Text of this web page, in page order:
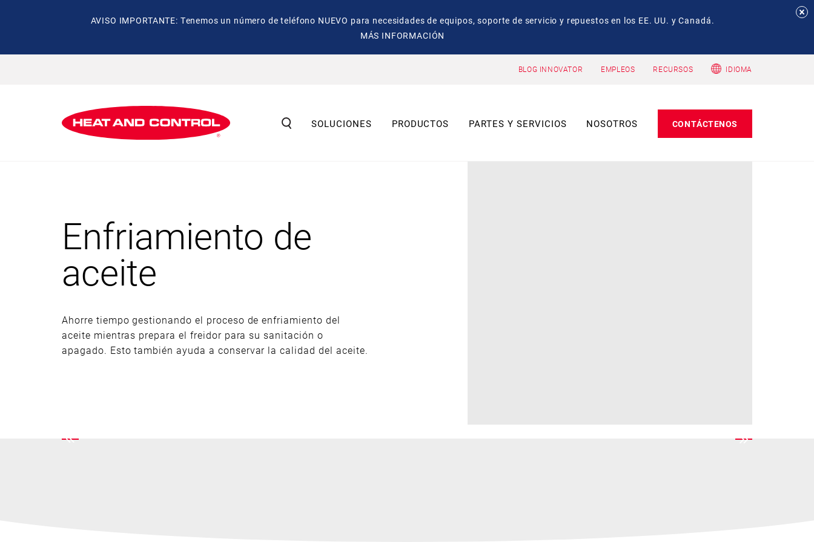
AVISO IMPORTANTE: Tenemos un número de teléfono NUEVO para necesidades de equipos, soporte de servicio y repuestos en los EE. UU. y Canadá.
MÁS INFORMACIÓN
BLOG INNOVATOR EMPLEOS RECURSOS IDIOMA
SOLUCIONES PRODUCTOS PARTES Y SERVICIOS NOSOTROS CONTÁCTENOS
Enfriamiento de
aceite
Ahorre tiempo gestionando el proceso de enfriamiento del
aceite mientras prepara el freidor para su sanitación o
apagado. Esto también ayuda a conservar la calidad del aceite.